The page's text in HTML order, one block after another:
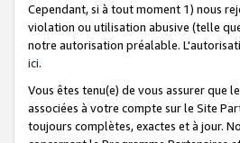
Cependant, si à tout moment 1) nous
violation ou utilisation abusive (telle
notre autorisation préalable.
ici.
Vous êtes tenu(e) de vous assurer que
associées à votre compte sur le Site
toujours complètes, exactes et à jour.